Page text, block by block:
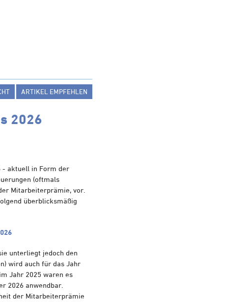
ARTIKEL EMPFEHLEN
2026
- aktuell in Form der
(oftmals
Mitarbeiterprämie, vor.
überblicksmäßig
unterliegt jedoch den
wird auch für das Jahr
Jahr 2025 waren es
2026 anwendbar.
der Mitarbeiterprämie